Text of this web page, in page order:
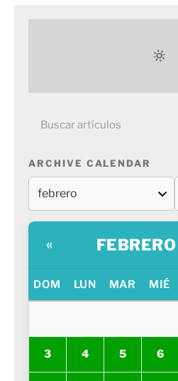
ARCHIVE CALENDAR
«
DOM LUN MAR MIÉ
3 4 5 6